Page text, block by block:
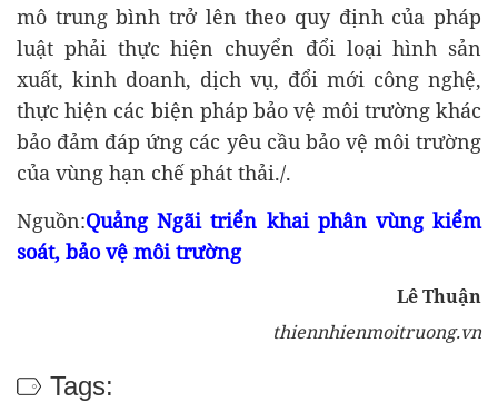
mô trung bình trở lên theo quy định của pháp
luật phải thực hiện chuyển đổi loại hình sản
xuất, kinh doanh, dịch vụ, đổi mới công nghệ,
thực hiện các biện pháp bảo vệ môi trường khác
bảo đảm đáp ứng các yêu cầu bảo vệ môi trường
của vùng hạn chế phát thải./.
Nguồn:Quảng Ngãi triển khai phân vùng kiểm
soát, bảo vệ môi trường
Lê Thuận
thiennhienmoitruong.vn
Tags: